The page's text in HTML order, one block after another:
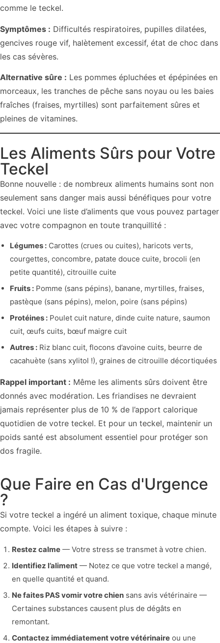
comme le teckel.
Symptômes : Difficultés respiratoires, pupilles dilatées,
gencives rouge vif, halètement excessif, état de choc dans
les cas sévères.
Alternative sûre : Les pommes épluchées et épépinées en
morceaux, les tranches de pêche sans noyau ou les baies
fraîches (fraises, myrtilles) sont parfaitement sûres et
pleines de vitamines.
Les Aliments Sûrs pour Votre
Teckel
Bonne nouvelle : de nombreux aliments humains sont non
seulement sans danger mais aussi bénéfiques pour votre
teckel. Voici une liste d’aliments que vous pouvez partager
avec votre compagnon en toute tranquillité :
Légumes : Carottes (crues ou cuites), haricots verts,
courgettes, concombre, patate douce cuite, brocoli (en
petite quantité), citrouille cuite
Fruits : Pomme (sans pépins), banane, myrtilles, fraises,
pastèque (sans pépins), melon, poire (sans pépins)
Protéines : Poulet cuit nature, dinde cuite nature, saumon
cuit, œufs cuits, bœuf maigre cuit
Autres : Riz blanc cuit, flocons d’avoine cuits, beurre de
cacahuète (sans xylitol !), graines de citrouille décortiquées
Rappel important : Même les aliments sûrs doivent être
donnés avec modération. Les friandises ne devraient
jamais représenter plus de 10 % de l’apport calorique
quotidien de votre teckel. Et pour un teckel, maintenir un
poids santé est absolument essentiel pour protéger son
dos fragile.
Que Faire en Cas d'Urgence
?
Si votre teckel a ingéré un aliment toxique, chaque minute
compte. Voici les étapes à suivre :
Restez calme — Votre stress se transmet à votre chien.
Identifiez l’aliment — Notez ce que votre teckel a mangé,
en quelle quantité et quand.
Ne faites PAS vomir votre chien sans avis vétérinaire —
Certaines substances causent plus de dégâts en
remontant.
Contactez immédiatement votre vétérinaire ou une